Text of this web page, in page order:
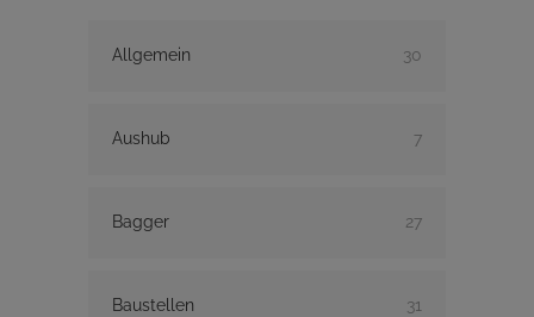
Allgemein 30
Aushub 7
Bagger 27
Baustellen 31